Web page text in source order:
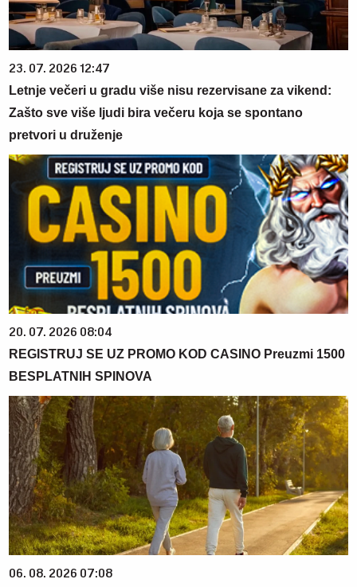
23. 07. 2026 12:47
Letnje večeri u gradu više nisu rezervisane za vikend:
Zašto sve više ljudi bira večeru koja se spontano
pretvori u druženje
20. 07. 2026 08:04
REGISTRUJ SE UZ PROMO KOD CASINO Preuzmi 1500
BESPLATNIH SPINOVA
06. 08. 2026 07:08